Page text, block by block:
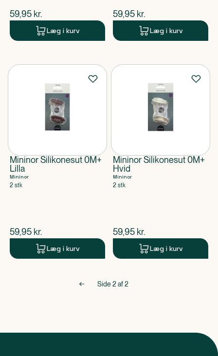
$nuværende pris
59,95 kr.
Læg i kurv
$nuværende pris
59,95 kr.
Læg i kurv
Mininor Silikonesut 0M+
Lilla
Mininor
2 stk
$nuværende pris
59,95 kr.
Læg i kurv
Mininor Silikonesut 0M+
Hvid
Mininor
2 stk
$nuværende pris
59,95 kr.
Læg i kurv
Side2af2